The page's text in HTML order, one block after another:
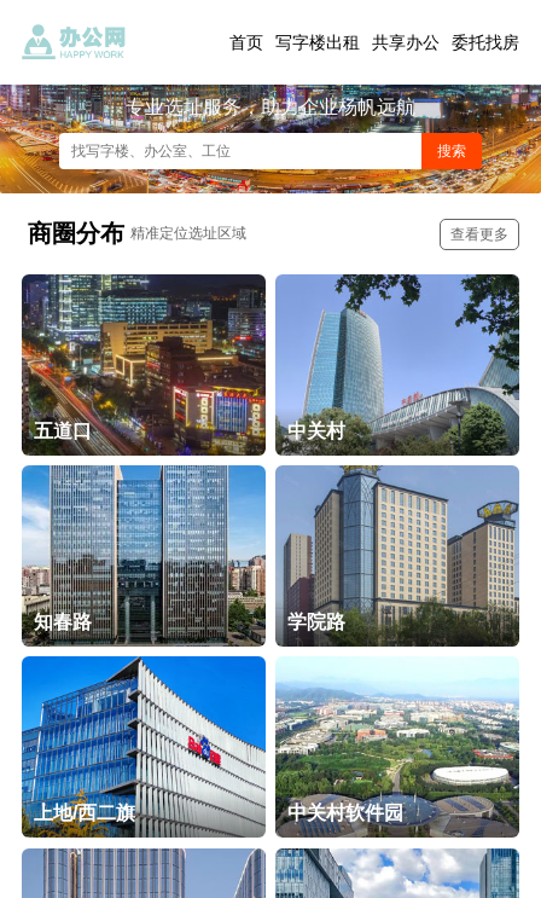
首页 写字楼出租 共享办公 委托找房
专业选址服务，助力企业杨帆远航
商圈分布 精准定位选址区域 查看更多
五道口 中关村
知春路 学院路
上地/西二旗 中关村软件园